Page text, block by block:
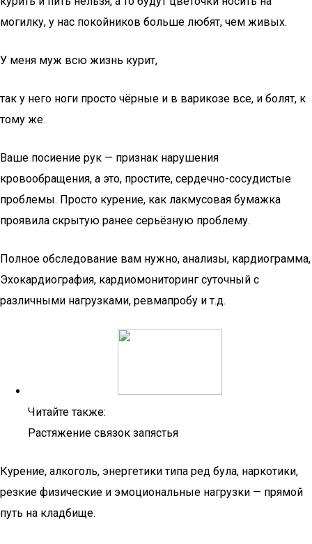
могилку, у нас покойников больше любят, чем живых.
У меня муж всю жизнь курит,
так у него ноги просто чёрные и в варикозе все, и болят, к
тому же.
Ваше посиение рук — признак нарушения
кровообращения, а это, простите, сердечно-сосудистые
проблемы. Просто курение, как лакмусовая бумажка
проявила скрытую ранее серьёзную проблему.
Полное обследование вам нужно, анализы, кардиограмма,
Эхокардиография, кардиомониторинг суточный с
различными нагрузками, ревмапробу и т.д.
Читайте также:
Растяжение связок запястья
Курение, алкоголь, энергетики типа ред була, наркотики,
резкие физические и эмоциональные нагрузки — прямой
путь на кладбище.